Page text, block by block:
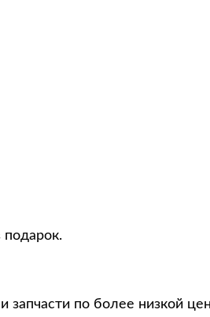
запчасти по более низкой